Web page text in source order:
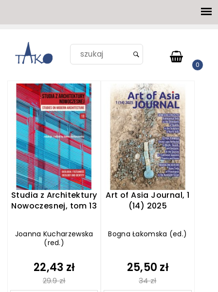
Studia z Architektury
Nowoczesnej, tom 13
Joanna Kucharzewska
(red.)
22,43 zł
29.9 zł
Art of Asia Journal, 1
(14) 2025
Bogna Łakomska (ed.)
25,50 zł
34 zł